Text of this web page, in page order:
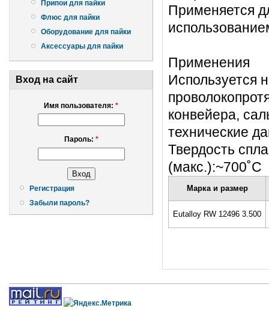
Припои для пайки
Флюс для пайки
Оборудование для пайки
Аксессуары для пайки
Вход на сайт
Имя пользователя: *
Пароль: *
Регистрация
Забыли пароль?
Применяется
Применения
Используется
конвейера,
технические
Твердость
(макс.):~700˚C
Марка и размер
Eutalloy RW 12496 3.500